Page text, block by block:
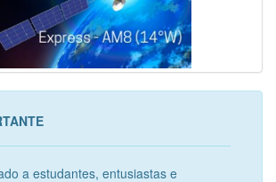
a estudantes, entusiastas e